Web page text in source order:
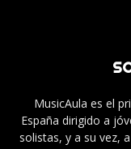
MusicAula es el
España dirigido a
solistas, y a su vez,